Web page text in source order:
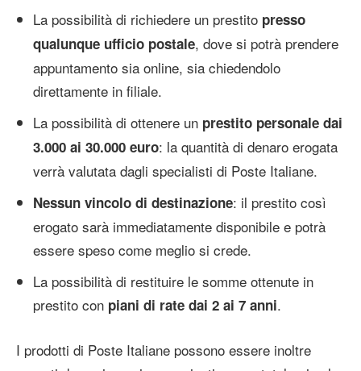
La possibilità di richiedere un prestito presso
qualunque ufficio postale, dove si potrà prendere
appuntamento sia online, sia chiedendolo
direttamente in filiale.
La possibilità di ottenere un prestito personale dai
3.000 ai 30.000 euro: la quantità di denaro erogata
verrà valutata dagli specialisti di Poste Italiane.
Nessun vincolo di destinazione: il prestito così
erogato sarà immediatamente disponibile e potrà
essere speso come meglio si crede.
La possibilità di restituire le somme ottenute in
prestito con piani di rate dai 2 ai 7 anni.
I prodotti di Poste Italiane possono essere inoltre